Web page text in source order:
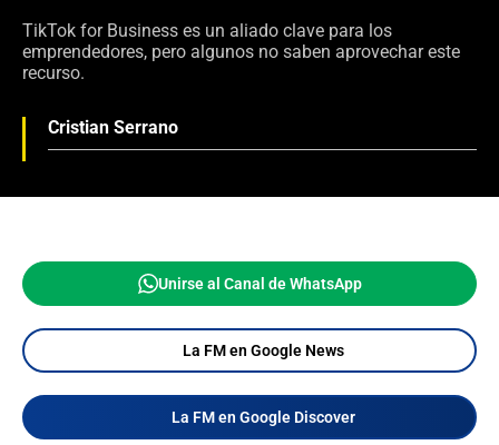
TikTok for Business es un aliado clave para los
emprendedores, pero algunos no saben aprovechar este
recurso.
Cristian Serrano
Unirse al Canal de WhatsApp
La FM en Google News
La FM en Google Discover